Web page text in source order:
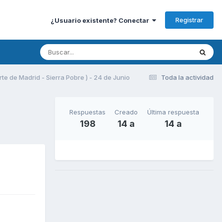
¿Usuario existente? Conectar Registrar
Toda la actividad
de Madrid - Sierra Pobre ) - 24 de Junio
Respuestas
198
Creado
14 a
Última respuesta
14 a